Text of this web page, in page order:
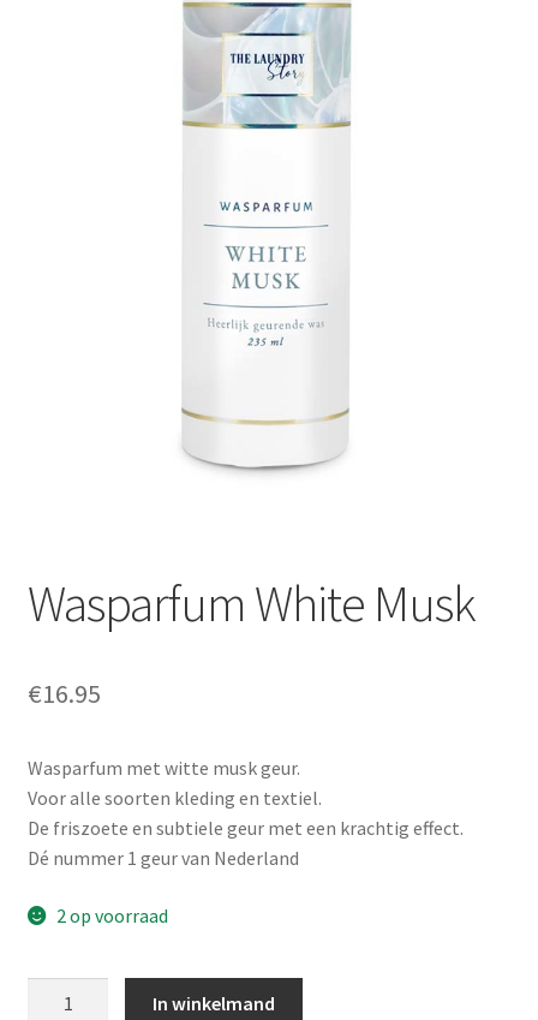
Wasparfum White Musk
€16.95
Wasparfum met witte musk geur.
Voor alle soorten kleding en textiel.
De friszoete en subtiele geur met een krachtig effect.
Dé nummer 1 geur van Nederland
2 op voorraad
In winkelmand